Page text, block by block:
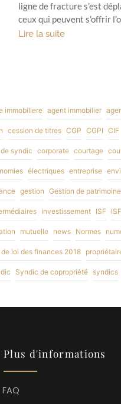
ligne de fracture s’est
ceux qui peuvent s’offrir
Lire la suite
immobiliere agent immobilier
cession de titres CGP CGPI CIF
syndic corporate courtage
électriques entreprise
gestion Gestion de patrimoine
investissement ISF
mutuelle news Normes
loi des finances 2018
Syndic de copropriété syndics
Plus d'informations
FAQ